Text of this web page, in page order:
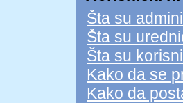
Šta su
Šta su
Šta su
Kako da se
Kako da